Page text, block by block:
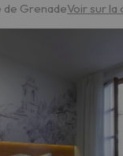
de GrenadeVoir sur la